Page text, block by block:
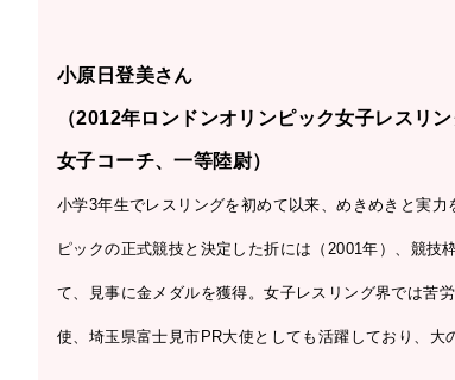
小原日登美さん
（2012年ロンドンオリンピック女子レスリ
女子コーチ、一等陸尉）
小学3年生でレスリングを初めて以来、めきめきと実
ピックの正式競技と決定した折には（2001年）、競
て、見事に金メダルを獲得。女子レスリング界では苦
使、埼玉県富士見市PR大使としても活躍しており、大